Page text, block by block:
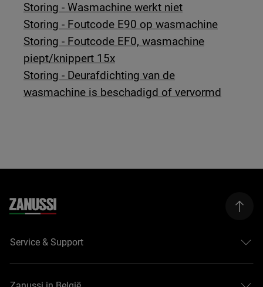
Storing - Wasmachine werkt niet
Storing - Foutcode E90 op wasmachine
Storing - Foutcode EF0, wasmachine
piept/knippert 15x
Storing - Deurafdichting van de
wasmachine is beschadigd of vervormd
Service & Support